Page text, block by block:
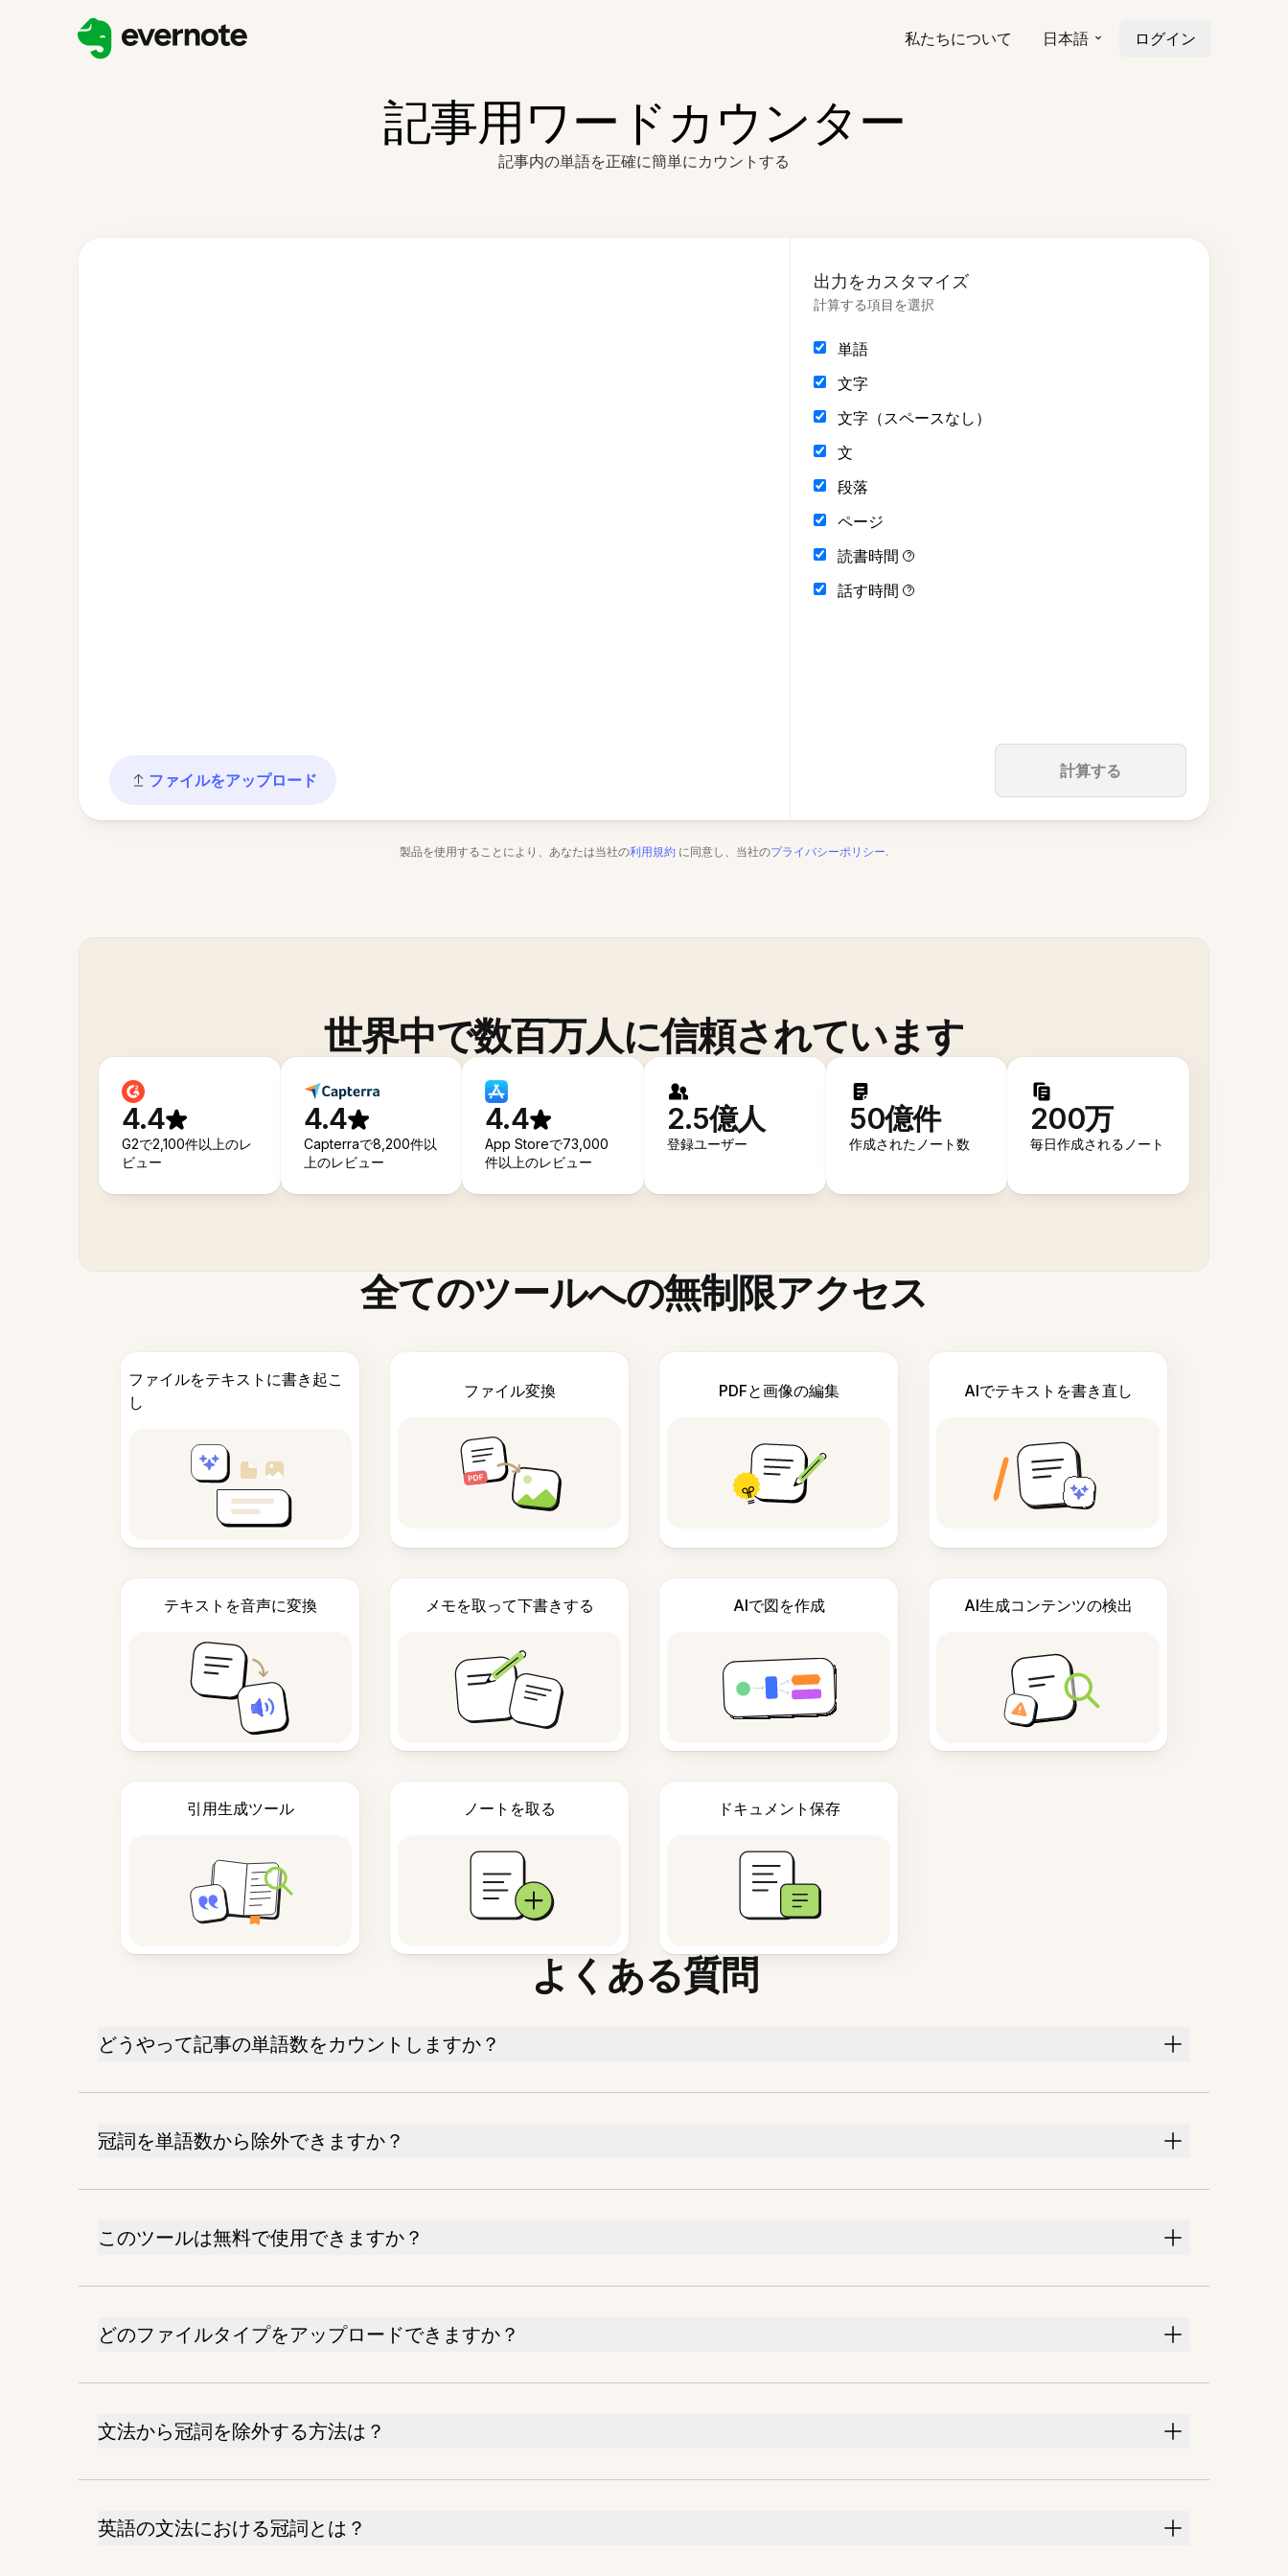
私たちについて 日本語 ログイン
記事用ワードカウンター
記事内の単語を正確に簡単にカウントする
ファイルをアップロード
出力をカスタマイズ
計算する項目を選択
単語
文字
文字（スペースなし）
文
段落
ページ
読書時間
?
話す時間 ?
計算する
製品を使用することにより、あなたは当社の利用規約 に同意し、当社のプライバシーポリシー.
世界中で数百万人に信頼されています
4.4
G2で2,100件以上のレ
ビュー
4.4
Capterraで8,200件以
上のレビュー
4.4
App Storeで73,000
件以上のレビュー
2.5億人
登録ユーザー
50億件
作成されたノート数
200万
毎日作成されるノート
全てのツールへの無制限アクセス
ファイルをテキストに書き起こ
し
ファイル変換 PDFと画像の編集 AIでテキストを書き直し
テキストを音声に変換 メモを取って下書きする AIで図を作成 AI生成コンテンツの検出
引用生成ツール ノートを取る ドキュメント保存
よくある質問
どうやって記事の単語数をカウントしますか？
冠詞を単語数から除外できますか？
このツールは無料で使用できますか？
どのファイルタイプをアップロードできますか？
文法から冠詞を除外する方法は？
英語の文法における冠詞とは？